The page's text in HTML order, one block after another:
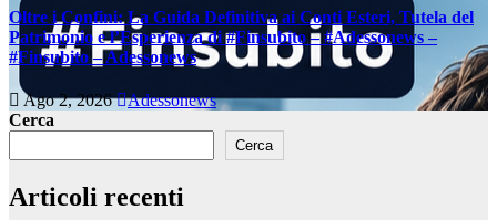
Oltre i Confini: La Guida Definitiva ai Conti Esteri, Tutela del
Patrimonio e l’Esperienza di #Finsubito – #Adessonews –
#Finsubito – Adessonews
Ago 2, 2026 Adessonews
Cerca
Cerca
Articoli recenti